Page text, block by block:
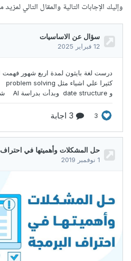
وإليك الإجابات التالية والمقال التالي